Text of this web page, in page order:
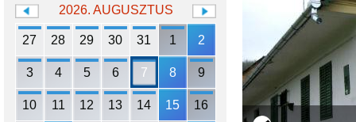
2026. AUGUSZTUS
27 28 29 30 31 1 2
3 4 5 6 7 8 9
10 11 12 13 14 15 16